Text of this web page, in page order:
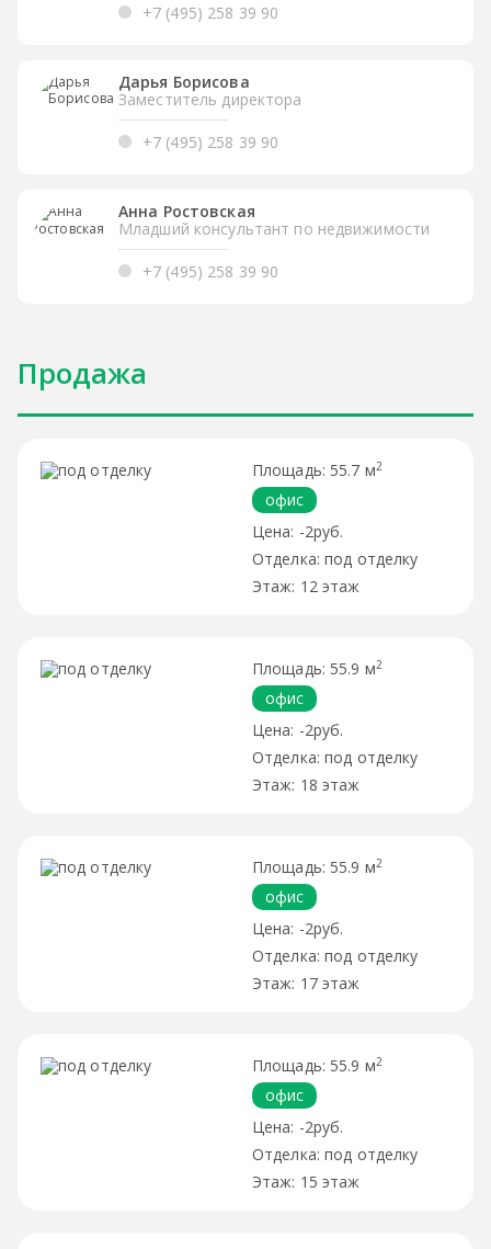
+7 (495) 258 39 90
Дарья Борисова
Заместитель директора
+7 (495) 258 39 90
Анна Ростовская
Младший консультант по недвижимости
+7 (495) 258 39 90
Продажа
55.7 м2
офис
-2руб.
под отделку
12 этаж
55.9 м2
офис
-2руб.
под отделку
18 этаж
55.9 м2
офис
-2руб.
под отделку
17 этаж
55.9 м2
офис
-2руб.
под отделку
15 этаж